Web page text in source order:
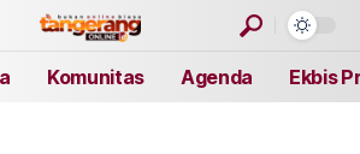
Komunitas Agenda Ekbis